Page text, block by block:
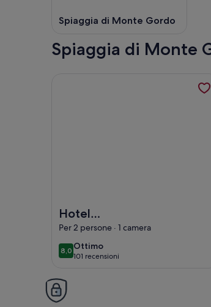
Spiaggia di Monte Gordo
Spiaggia di Monte
Hotel
Apartamentos Foz
Atlântida
Per 2 persone · 1 camera
8,08,0 su 10
Ottimo
ottimo
101 recensioni
(101